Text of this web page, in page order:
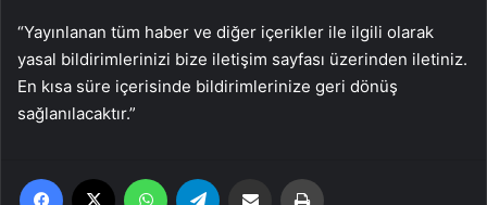
“Yayınlanan tüm haber ve diğer içerikler ile ilgili olarak
yasal bildirimlerinizi bize iletişim sayfası üzerinden iletiniz.
En kısa süre içerisinde bildirimlerinize geri dönüş
sağlanılacaktır.”
Facebook WhatsApp Email'den paylaş